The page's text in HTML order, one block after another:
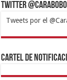
Twitter
Tweets por el
1xbetBetturkey
https://
Cartel de